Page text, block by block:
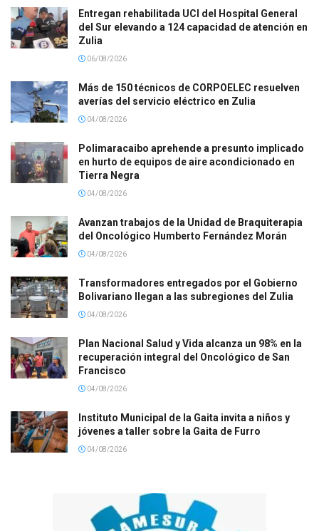
Entregan rehabilitada UCI del Hospital General
del Sur elevando a 124 capacidad de atención en
Zulia
06/08/2026
Más de 150 técnicos de CORPOELEC resuelven
averías del servicio eléctrico en Zulia
04/08/2026
Polimaracaibo aprehende a presunto implicado
en hurto de equipos de aire acondicionado en
Tierra Negra
04/08/2026
Avanzan trabajos de la Unidad de Braquiterapia
del Oncológico Humberto Fernández Morán
04/08/2026
Transformadores entregados por el Gobierno
Bolivariano llegan a las subregiones del Zulia
04/08/2026
Plan Nacional Salud y Vida alcanza un 98% en la
recuperación integral del Oncológico de San
Francisco
04/08/2026
Instituto Municipal de la Gaita invita a niños y
jóvenes a taller sobre la Gaita de Furro
04/08/2026